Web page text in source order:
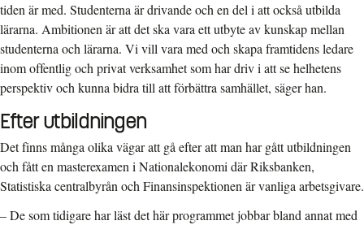
tiden är med. Studenterna är drivande och en del i att också utbilda
lärarna. Ambitionen är att det ska vara ett utbyte av kunskap mellan
studenterna och lärarna. Vi vill vara med och skapa framtidens ledare
inom offentlig och privat verksamhet som har driv i att se helhetens
perspektiv och kunna bidra till att förbättra samhället, säger han.
Efter utbildningen
Det finns många olika vägar att gå efter att man har gått utbildningen
och fått en masterexamen i Nationalekonomi där Riksbanken,
Statistiska centralbyrån och Finansinspektionen är vanliga arbetsgivare.
–De som tidigare har läst det här programmet jobbar bland annat med